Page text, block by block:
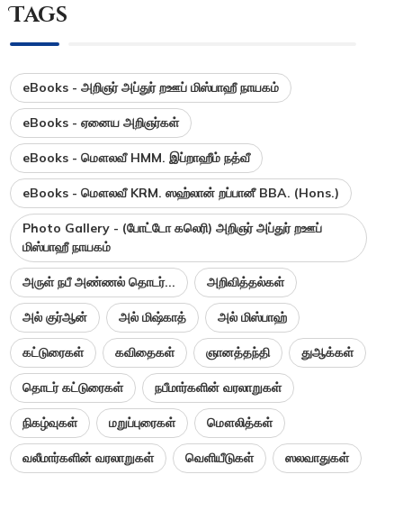
Tags
eBooks - அறிஞர் அப்துர் றஊப் மிஸ்பாஹீ நாயகம்
eBooks - ஏனைய அறிஞர்கள்
eBooks - மௌலவீ HMM. இப்றாஹீம் நத்வீ
eBooks - மௌலவீ KRM. ஸஹ்லான் றப்பானீ BBA. (Hons.)
Photo Gallery - (போட்டோ கலெரி) அறிஞர் அப்துர் றஊப்
மிஸ்பாஹீ நாயகம்
அருள் நபீ அண்ணல் தொடர்... அறிவித்தல்கள்
அல் குர்ஆன் அல் மிஷ்காத் அல் மிஸ்பாஹ்
கட்டுரைகள் கவிதைகள் ஞானத்தந்தி துஆக்கள்
தொடர் கட்டுரைகள் நபீமார்களின் வரலாறுகள்
நிகழ்வுகள் மறுப்புரைகள் மௌலித்கள்
வலீமார்களின் வரலாறுகள் வெளியீடுகள் ஸலவாதுகள்